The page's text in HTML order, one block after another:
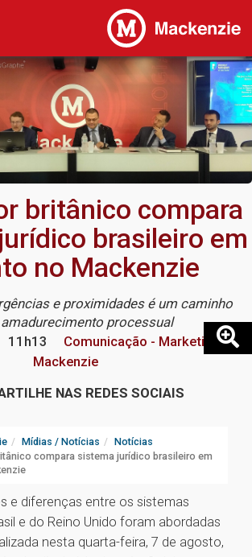
britânico compara
brasileiro em
no Mackenzie
e proximidades é um caminho
processual
11h13
Comunicação - Marketing
Mackenzie
NAS REDES SOCIAIS
Mídias / Notícias
Notícias
compara sistema jurídico brasileiro em
e diferenças entre os sistemas
e do Reino Unido foram abordadas
nesta quarta-feira, 7 de agosto,